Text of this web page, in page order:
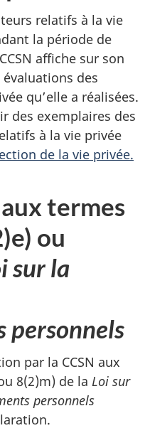
relatifs à la vie
la période de
affiche sur son
des
qu’elle a réalisées.
des exemplaires des
à la vie privée
de la vie privée.
termes
ou
sur la
personnels
par la CCSN aux
8(2)m) de la Loi sur
personnels